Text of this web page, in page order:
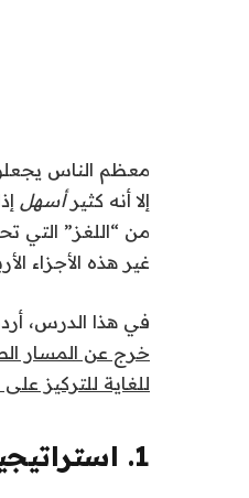
معظم الناس
إلا أنه كثيرأسهل
من “اللغز” التي
غير هذه الأجزاء
في هذا الدرس،
خرج عن المسار
للغاية للتركيز
1. استراتيجية دخول التجارة